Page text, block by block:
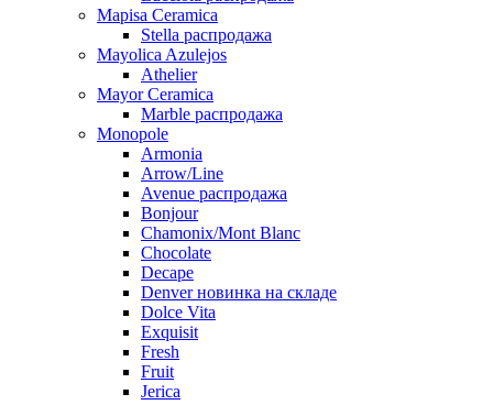
Mapisa Ceramica
Stella распродажа
Mayolica Azulejos
Athelier
Mayor Ceramica
Marble распродажа
Monopole
Armonia
Arrow/Line
Avenue распродажа
Bonjour
Chamonix/Mont Blanc
Chocolate
Decape
Denver новинка на складе
Dolce Vita
Exquisit
Fresh
Fruit
Jerica